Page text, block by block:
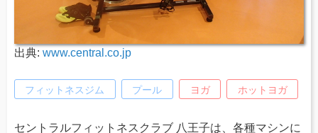
出典: www.central.co.jp
フィットネスジム プール ヨガ ホットヨガ
セントラルフィットネスクラブ 八王子は、各種マシンに